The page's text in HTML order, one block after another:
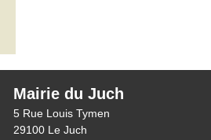
Mairie du Juch
5 Rue Louis Tymen
29100 Le Juch